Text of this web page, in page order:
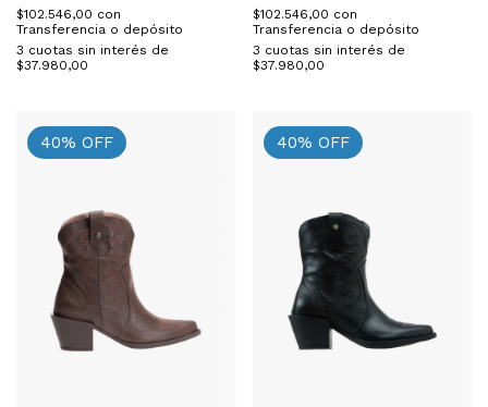
$102.546,00 con
Transferencia o depósito
3 cuotas sin interés de
$37.980,00
$102.546,00 con
Transferencia o depósito
3 cuotas sin interés de
$37.980,00
40% OFF 40% OFF